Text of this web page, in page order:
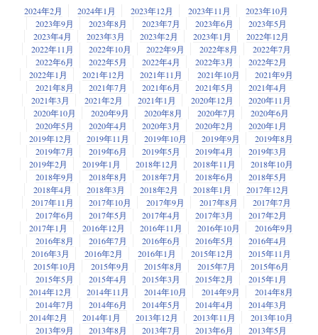
2024年2月 2024年1月 2023年12月 2023年11月
2023年10月
2023年9月
2023年8月 2023年7月 2023年6月
2023年5月
2023年4月
2023年3月 2023年2月 2023年1月
2022年12月
2022年11月
2022年10月 2022年9月 2022年8月
2022年7月
2022年6月
2022年5月 2022年4月 2022年3月
2022年2月
2022年1月
2021年12月 2021年11月 2021年10月
2021年9月
2021年8月
2021年7月 2021年6月 2021年5月
2021年4月
2021年3月
2021年2月 2021年1月 2020年12月
2020年11月
2020年10月
2020年9月 2020年8月 2020年7月
2020年6月
2020年5月
2020年4月 2020年3月 2020年2月
2020年1月
2019年12月
2019年11月 2019年10月 2019年9月
2019年8月
2019年7月
2019年6月 2019年5月 2019年4月
2019年3月
2019年2月
2019年1月 2018年12月 2018年11月
2018年10月
2018年9月
2018年8月 2018年7月 2018年6月
2018年5月
2018年4月
2018年3月 2018年2月 2018年1月
2017年12月
2017年11月
2017年10月 2017年9月 2017年8月
2017年7月
2017年6月
2017年5月 2017年4月 2017年3月
2017年2月
2017年1月
2016年12月 2016年11月 2016年10月
2016年9月
2016年8月
2016年7月 2016年6月 2016年5月
2016年4月
2016年3月
2016年2月 2016年1月 2015年12月
2015年11月
2015年10月
2015年9月 2015年8月 2015年7月
2015年6月
2015年5月
2015年4月 2015年3月 2015年2月
2015年1月
2014年12月
2014年11月 2014年10月 2014年9月
2014年8月
2014年7月
2014年6月 2014年5月 2014年4月
2014年3月
2014年2月
2014年1月 2013年12月 2013年11月
2013年10月
2013年9月
2013年8月 2013年7月 2013年6月 2013年5月